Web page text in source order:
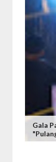
Gala